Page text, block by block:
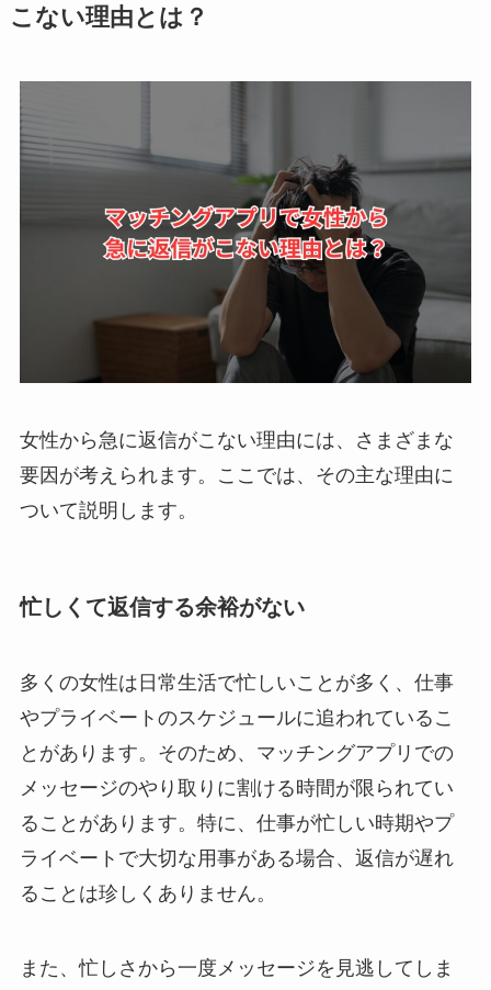
こない理由とは？
女性から急に返信がこない理由には、さまざまな
要因が考えられます。ここでは、その主な理由に
ついて説明します。
忙しくて返信する余裕がない
多くの女性は日常生活で忙しいことが多く、仕事
やプライベートのスケジュールに追われているこ
とがあります。そのため、マッチングアプリでの
メッセージのやり取りに割ける時間が限られてい
ることがあります。特に、仕事が忙しい時期やプ
ライベートで大切な用事がある場合、返信が遅れ
ることは珍しくありません。
また、忙しさから一度メッセージを見逃してしま